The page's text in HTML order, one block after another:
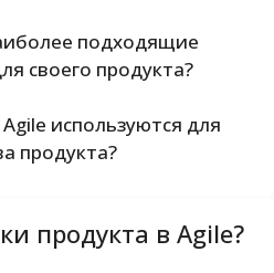
подходящие
своего продукта?
используются для
продукта?
продукта в Agile?